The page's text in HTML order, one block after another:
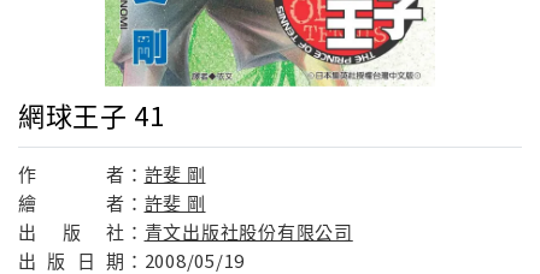
網球王子 41
作 者： 許斐 剛
繪
者： 許斐 剛
出
版 社： 青文出版社股份有限公司
出 版 日 期： 2008/05/19